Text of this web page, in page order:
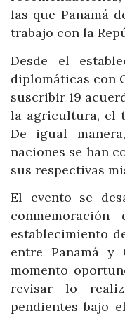
las que Panamá
trabajo con la
Desde el
diplomáticas con
suscribir 19
la agricultura, el
De igual
naciones se han
sus respectivas
El evento se
establecimiento
entre Panamá y
momento
revisar lo
pendientes bajo